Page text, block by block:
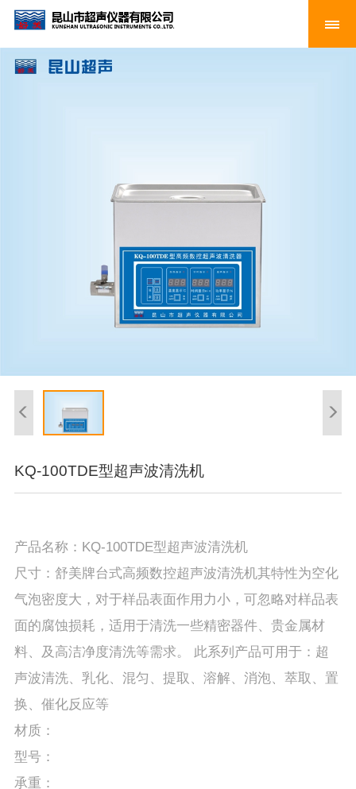
KQ-100TDE型超声波清洗机
产品名称：KQ-100TDE型超声波清洗机
尺寸：舒美牌台式高频数控超声波清洗机其特性为空化
气泡密度大，对于样品表面作用力小，可忽略对样品表
面的腐蚀损耗，适用于清洗一些精密器件、贵金属材
料、及高洁净度清洗等需求。 此系列产品可用于：超
声波清洗、乳化、混匀、提取、溶解、消泡、萃取、置
换、催化反应等
材质：
型号：
承重：